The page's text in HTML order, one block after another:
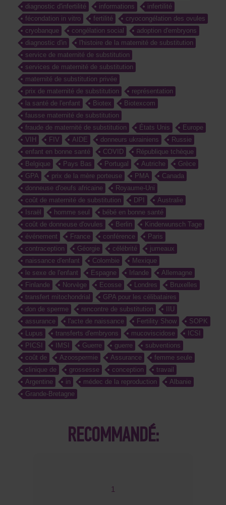
diagnostic d'infertilité
informations
infertilité
fécondation in vitro
fertilité
cryocongélation des ovules
cryobanque
congélation social
adoption d'embryons
diagnostic d'in
l'histoire de la maternité de substitution
service de maternité de substitution
services de maternité de substitution
maternité de substitution privée
prix de maternité de substitution
représentation
la santé de l'enfant
Biotex
Biotexcom
fausse maternité de substitution
fraude de maternité de substitution
États Unis
Europe
VIH
FIV AIDE donneurs ukrainiens
Russie
enfant en bonne santé
COVID
République tchèque
Belgique
Pays Bas Portugal Autriche
Grèce
GPA
prix de la mère porteuse PMA
Canada
donneuse d'oeufs africaine
Royaume-Uni
coût de maternité de substitution
DPI
Australie
Israël
homme seul
bébé en bonne santé
coût de donneuse d'ovules
Berlin
Kinderwunsch Tage
événement
France conférence
Paris
contraception
Géorgie célébrité
jumeaux
naissance d'enfant
Colombie
Mexique
le sexe de l'enfant
Espagne Irlande
Allemagne
Finlande
Norvège Ecosse Londres
Bruxelles
transfert mitochondrial
GPA pour les célibataires
don de sperme
rencontre de substitution
IIU
assurance
l'acte de naissance Fertility Show
SOPK
Lupus
transferts d'embryons mucoviscidose
ICSI
PICSI
IMSI Guerre guerre
subventions
coût de
Azoospermie Assurance
femme seule
clinique de
grossesse conception
travail
Argentine
in médec de la reproduction
Albanie
Grande-Bretagne
RECOMMANDÉ:
1